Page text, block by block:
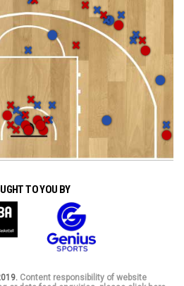
TO YOU BY
Content responsibility of website